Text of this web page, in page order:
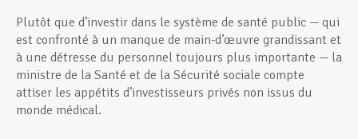
Plutôt que d’investir dans le système de santé public — qui
est confronté à un manque de main-d’œuvre grandissant et
à une détresse du personnel toujours plus importante — la
ministre de la Santé et de la Sécurité sociale compte
attiser les appétits d’investisseurs privés non issus du
monde médical.